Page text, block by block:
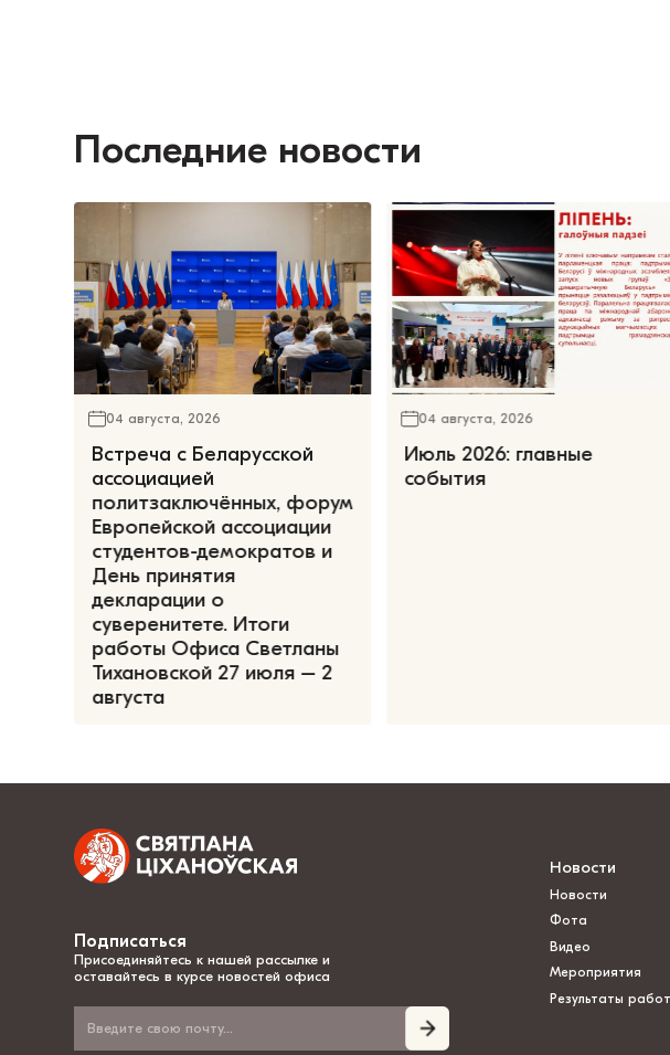
Последние новости
04 августа, 2026
Встреча с Беларусской
ассоциацией
политзаключённых, форум
Европейской ассоциации
студентов-демократов и
День принятия
декларации о
суверенитете. Итоги
работы Офиса Светланы
Тихановской 27 июля – 2
августа
04 августа, 2026
Июль 2026: главные
события
Подписаться
Присоединяйтесь к нашей рассылке и
оставайтесь в курсе новостей офиса
Новости
Новости
Фота
Видео
Мероприятия
Результаты